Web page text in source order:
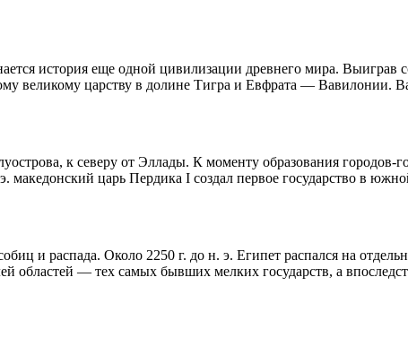
история еще одной цивилизации древнего мира. Выиграв
великому царству в долине Тигра и Евфрата — Вавилонии.
к северу от Эллады. К моменту образования
македонский царь Пердика I создал первое государство в
и распада. Около 2250 г. до н. э. Египет распался на
областей — тех самых бывших мелких государств, а